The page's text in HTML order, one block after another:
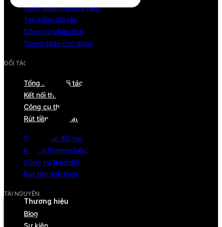
Thương hiệu
Tổng quan thương hiệu
Tìm kiếm đối tác
Công cụ phân tích
Thanh toán chủ động
ĐỐI TÁC
Tổng quan đối tác
Kết nối thương hiệu
Công cụ theo dõi
Rút tiền linh hoạt
Tổng quan đối tác
Kết nối thương hiệu
Công cụ theo dõi
Rút tiền linh hoạt
TÀI NGUYÊN
Blog
Sự kiện